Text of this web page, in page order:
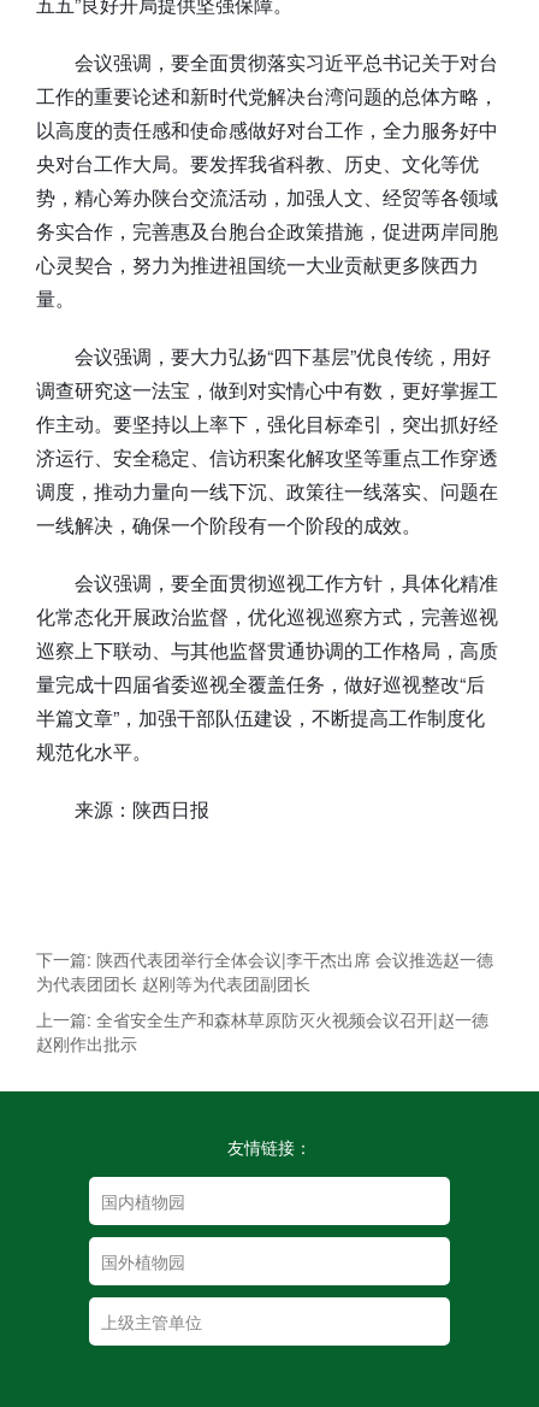
会议强调，要全面贯彻落实习近平总书记关于对台
工作的重要论述和新时代党解决台湾问题的总体方略，
以高度的责任感和使命感做好对台工作，全力服务好中
央对台工作大局。要发挥我省科教、历史、文化等优
势，精心筹办陕台交流活动，加强人文、经贸等各领域
务实合作，完善惠及台胞台企政策措施，促进两岸同胞
心灵契合，努力为推进祖国统一大业贡献更多陕西力
量。
会议强调，要大力弘扬“四下基层”优良传统，用好
调查研究这一法宝，做到对实情心中有数，更好掌握工
作主动。要坚持以上率下，强化目标牵引，突出抓好经
济运行、安全稳定、信访积案化解攻坚等重点工作穿透
调度，推动力量向一线下沉、政策往一线落实、问题在
一线解决，确保一个阶段有一个阶段的成效。
会议强调，要全面贯彻巡视工作方针，具体化精准
化常态化开展政治监督，优化巡视巡察方式，完善巡视
巡察上下联动、与其他监督贯通协调的工作格局，高质
量完成十四届省委巡视全覆盖任务，做好巡视整改“后
半篇文章”，加强干部队伍建设，不断提高工作制度化
规范化水平。
来源：陕西日报
下一篇: 陕西代表团举行全体会议|李干杰出席 会议推选赵一德
为代表团团长 赵刚等为代表团副团长
上一篇: 全省安全生产和森林草原防灭火视频会议召开|赵一德
赵刚作出批示
友情链接：